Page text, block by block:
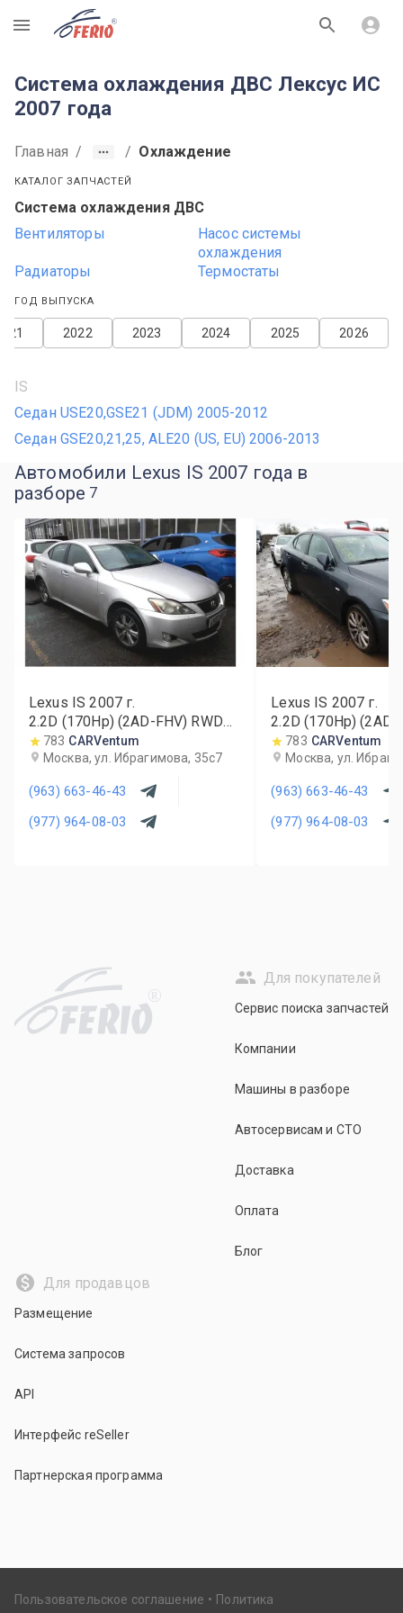
R
Система охлаждения ДВС Лексус ИС
2007 года
Главная / / Охлаждение
КАТАЛОГ ЗАПЧАСТЕЙ
Система охлаждения ДВС
Вентиляторы
Насос системы
охлаждения
Радиаторы
Термостаты
ГОД ВЫПУСКА
2026
2025
2024
2023
2022
IS
Седан USE20,GSE21 (JDM) 2005-2012
Седан GSE20,21,25, ALE20 (US, EU) 2006-2013
Автомобили Lexus IS 2007 года в
разборе 7
Lexus IS 2007г.
2.2D (170Hp) (2AD-FHV) RWD
MT783 CARVentum
Москва, ул. Ибрагимова, 35с7
(963) 663-46-43
(977) 964-08-03
Lexus IS 2007 г.
2.2D (170Hp) (2AD-
MT783 CARVentum
Москва, ул.
(963) 663-46-43
(977) 964-08-03
R
Для покупателей
Сервис поиска запчастей
Компании
Машины в разборе
Автосервисам и СТО
Доставка
Оплата
Блог
Для продавцов
Размещение
Система запросов
API
Интерфейс reSeller
Партнерская программа
Пользовательское соглашение
Политика